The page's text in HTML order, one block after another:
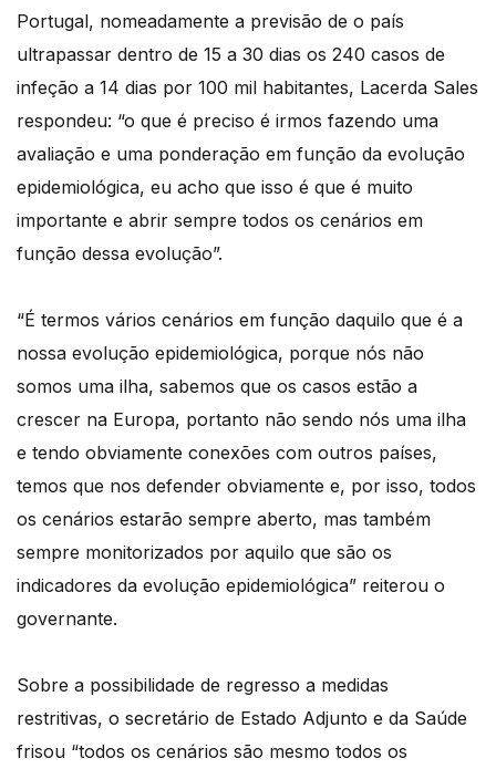
Portugal, nomeadamente a previsão de o país
ultrapassar dentro de 15 a 30 dias os 240 casos de
infeção a 14 dias por 100 mil habitantes, Lacerda Sales
respondeu: “o que é preciso é irmos fazendo uma
avaliação e uma ponderação em função da evolução
epidemiológica, eu acho que isso é que é muito
importante e abrir sempre todos os cenários em
função dessa evolução”.
“É termos vários cenários em função daquilo que é a
nossa evolução epidemiológica, porque nós não
somos uma ilha, sabemos que os casos estão a
crescer na Europa, portanto não sendo nós uma ilha
e tendo obviamente conexões com outros países,
temos que nos defender obviamente e, por isso, todos
os cenários estarão sempre aberto, mas também
sempre monitorizados por aquilo que são os
indicadores da evolução epidemiológica” reiterou o
governante.
Sobre a possibilidade de regresso a medidas
restritivas, o secretário de Estado Adjunto e da Saúde
frisou “todos os cenários são mesmo todos os